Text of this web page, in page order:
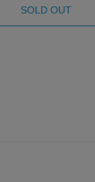
SOLD OUT